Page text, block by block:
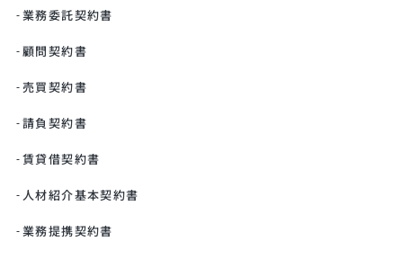
業務委託契約書
顧問契約書
売買契約書
請負契約書
賃貸借契約書
人材紹介基本契約書
業務提携契約書